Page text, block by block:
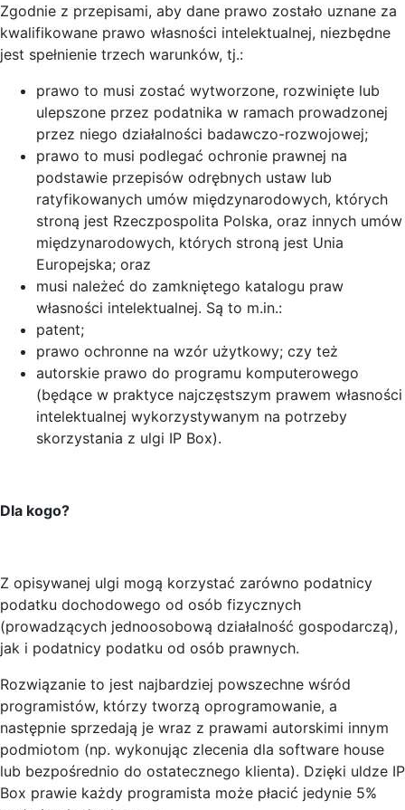
Zgodnie z przepisami, aby dane prawo zostało uznane za
kwalifikowane prawo własności intelektualnej, niezbędne
jest spełnienie trzech warunków, tj.:
prawo to musi zostać wytworzone, rozwinięte lub
ulepszone przez podatnika w ramach prowadzonej
przez niego działalności badawczo-rozwojowej;
prawo to musi podlegać ochronie prawnej na
podstawie przepisów odrębnych ustaw lub
ratyfikowanych umów międzynarodowych, których
stroną jest Rzeczpospolita Polska, oraz innych umów
międzynarodowych, których stroną jest Unia
Europejska; oraz
musi należeć do zamkniętego katalogu praw
własności intelektualnej. Są to m.in.:
patent;
prawo ochronne na wzór użytkowy; czy też
autorskie prawo do programu komputerowego
(będące w praktyce najczęstszym prawem własności
intelektualnej wykorzystywanym na potrzeby
skorzystania z ulgi IP Box).
Dla kogo?
Z opisywanej ulgi mogą korzystać zarówno podatnicy
podatku dochodowego od osób fizycznych
(prowadzących jednoosobową działalność gospodarczą),
jak i podatnicy podatku od osób prawnych.
Rozwiązanie to jest najbardziej powszechne wśród
programistów, którzy tworzą oprogramowanie, a
następnie sprzedają je wraz z prawami autorskimi innym
podmiotom (np. wykonując zlecenia dla software house
lub bezpośrednio do ostatecznego klienta). Dzięki uldze IP
Box prawie każdy programista może płacić jedynie 5%